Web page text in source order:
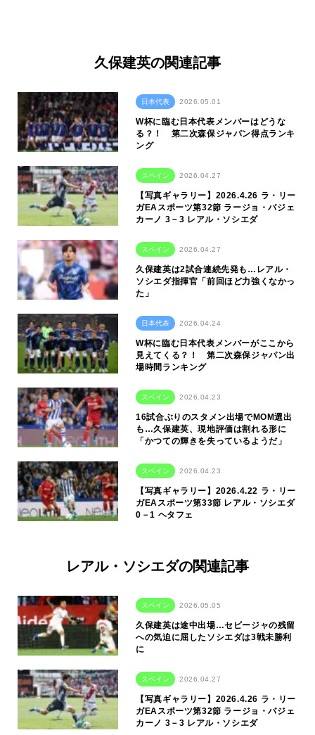
久保建英の関連記事
日本代表 2026.05.01
W杯に臨む日本代表メンバーはどうな
る？！ 第二次森保ジャパン得点ランキ
ング
スペイン 2026.04.27
【写真ギャラリー】2026.4.26 ラ・リー
ガEAスポーツ第32節 ラージョ・バジェ
カーノ 3－3 レアル・ソシエダ
スペイン 2026.04.27
久保建英は2試合連続先発も…レアル・
ソシエダ指揮官「前回ほど力強くなかっ
た」
日本代表 2026.04.24
W杯に臨む日本代表メンバーがここから
見えてくる？！ 第二次森保ジャパン出
場時間ランキング
スペイン 2026.04.23
16試合ぶりのスタメン出場でMOM選出
も…久保建英、現地評価は割れる形に
「かつての輝きを失っているようだ」
スペイン 2026.04.23
【写真ギャラリー】2026.4.22 ラ・リー
ガEAスポーツ第33節 レアル・ソシエダ
0－1 ヘタフェ
レアル・ソシエダの関連記事
スペイン 2026.05.05
久保建英は途中出場…セビージャの残留
への気迫に屈したソシエダは3戦未勝利
に
スペイン 2026.04.27
【写真ギャラリー】2026.4.26 ラ・リー
ガEAスポーツ第32節 ラージョ・バジェ
カーノ 3－3 レアル・ソシエダ